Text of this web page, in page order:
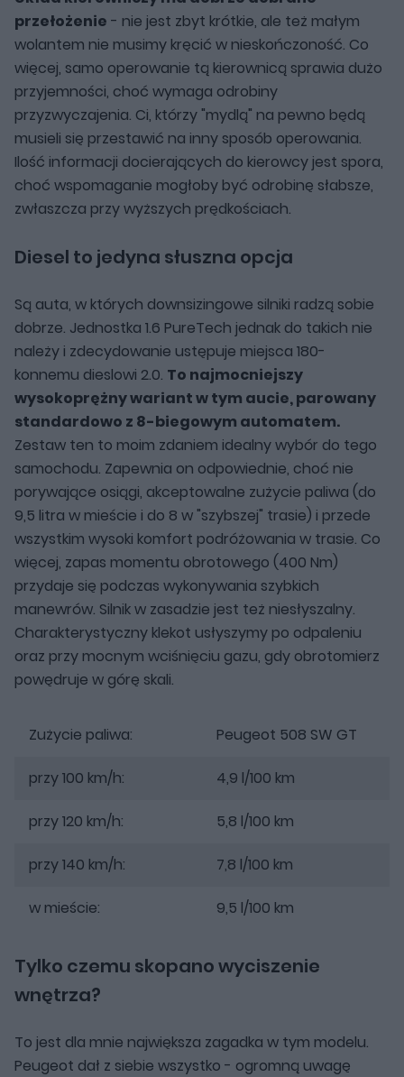
przełożenie - nie jest zbyt krótkie, ale też małym
wolantem nie musimy kręcić w nieskończoność. Co
więcej, samo operowanie tą kierownicą sprawia dużo
przyjemności, choć wymaga odrobiny
przyzwyczajenia. Ci, którzy "mydlą" na pewno będą
musieli się przestawić na inny sposób operowania.
Ilość informacji docierających do kierowcy jest spora,
choć wspomaganie mogłoby być odrobinę słabsze,
zwłaszcza przy wyższych prędkościach.
Diesel to jedyna słuszna opcja
Są auta, w których downsizingowe silniki radzą sobie
dobrze. Jednostka 1.6 PureTech jednak do takich nie
należy i zdecydowanie ustępuje miejsca 180-
konnemu dieslowi 2.0. To najmocniejszy
wysokoprężny wariant w tym aucie, parowany
standardowo z 8-biegowym automatem.
Zestaw ten to moim zdaniem idealny wybór do tego
samochodu. Zapewnia on odpowiednie, choć nie
porywające osiągi, akceptowalne zużycie paliwa (do
9,5 litra w mieście i do 8 w "szybszej" trasie) i przede
wszystkim wysoki komfort podróżowania w trasie. Co
więcej, zapas momentu obrotowego (400 Nm)
przydaje się podczas wykonywania szybkich
manewrów. Silnik w zasadzie jest też niesłyszalny.
Charakterystyczny klekot usłyszymy po odpaleniu
oraz przy mocnym wciśnięciu gazu, gdy obrotomierz
powędruje w górę skali.
Zużycie paliwa: Peugeot 508 SW GT
przy 100 km/h: 4,9 l/100 km
przy 120 km/h: 5,8 l/100 km
przy 140 km/h: 7,8 l/100 km
w mieście: 9,5 l/100 km
Tylko czemu skopano wyciszenie
wnętrza?
To jest dla mnie największa zagadka w tym modelu.
Peugeot dał z siebie wszystko - ogromną uwagę